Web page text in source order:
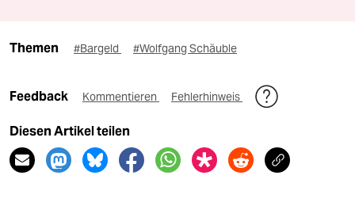
Themen #Bargeld #Wolfgang Schäuble
Feedback Kommentieren Fehlerhinweis
Diesen Artikel teilen